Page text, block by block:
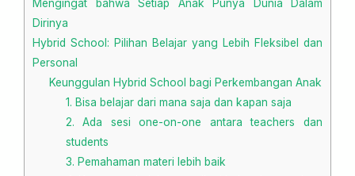
Mengingat bahwa Setiap Anak Punya Dunia Dalam
Dirinya
Hybrid School: Pilihan Belajar yang Lebih Fleksibel dan
Personal
Keunggulan Hybrid School bagi Perkembangan Anak
1. Bisa belajar dari mana saja dan kapan saja
2. Ada sesi one-on-one antara teachers dan
students
3. Pemahaman materi lebih baik